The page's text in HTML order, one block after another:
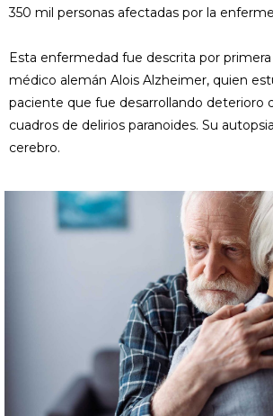
350 mil personas afectadas por la
Esta enfermedad fue descrita por
médico alemán Alois Alzheimer, quien
paciente que fue desarrollando deterioro
cuadros de delirios paranoides. Su
cerebro.